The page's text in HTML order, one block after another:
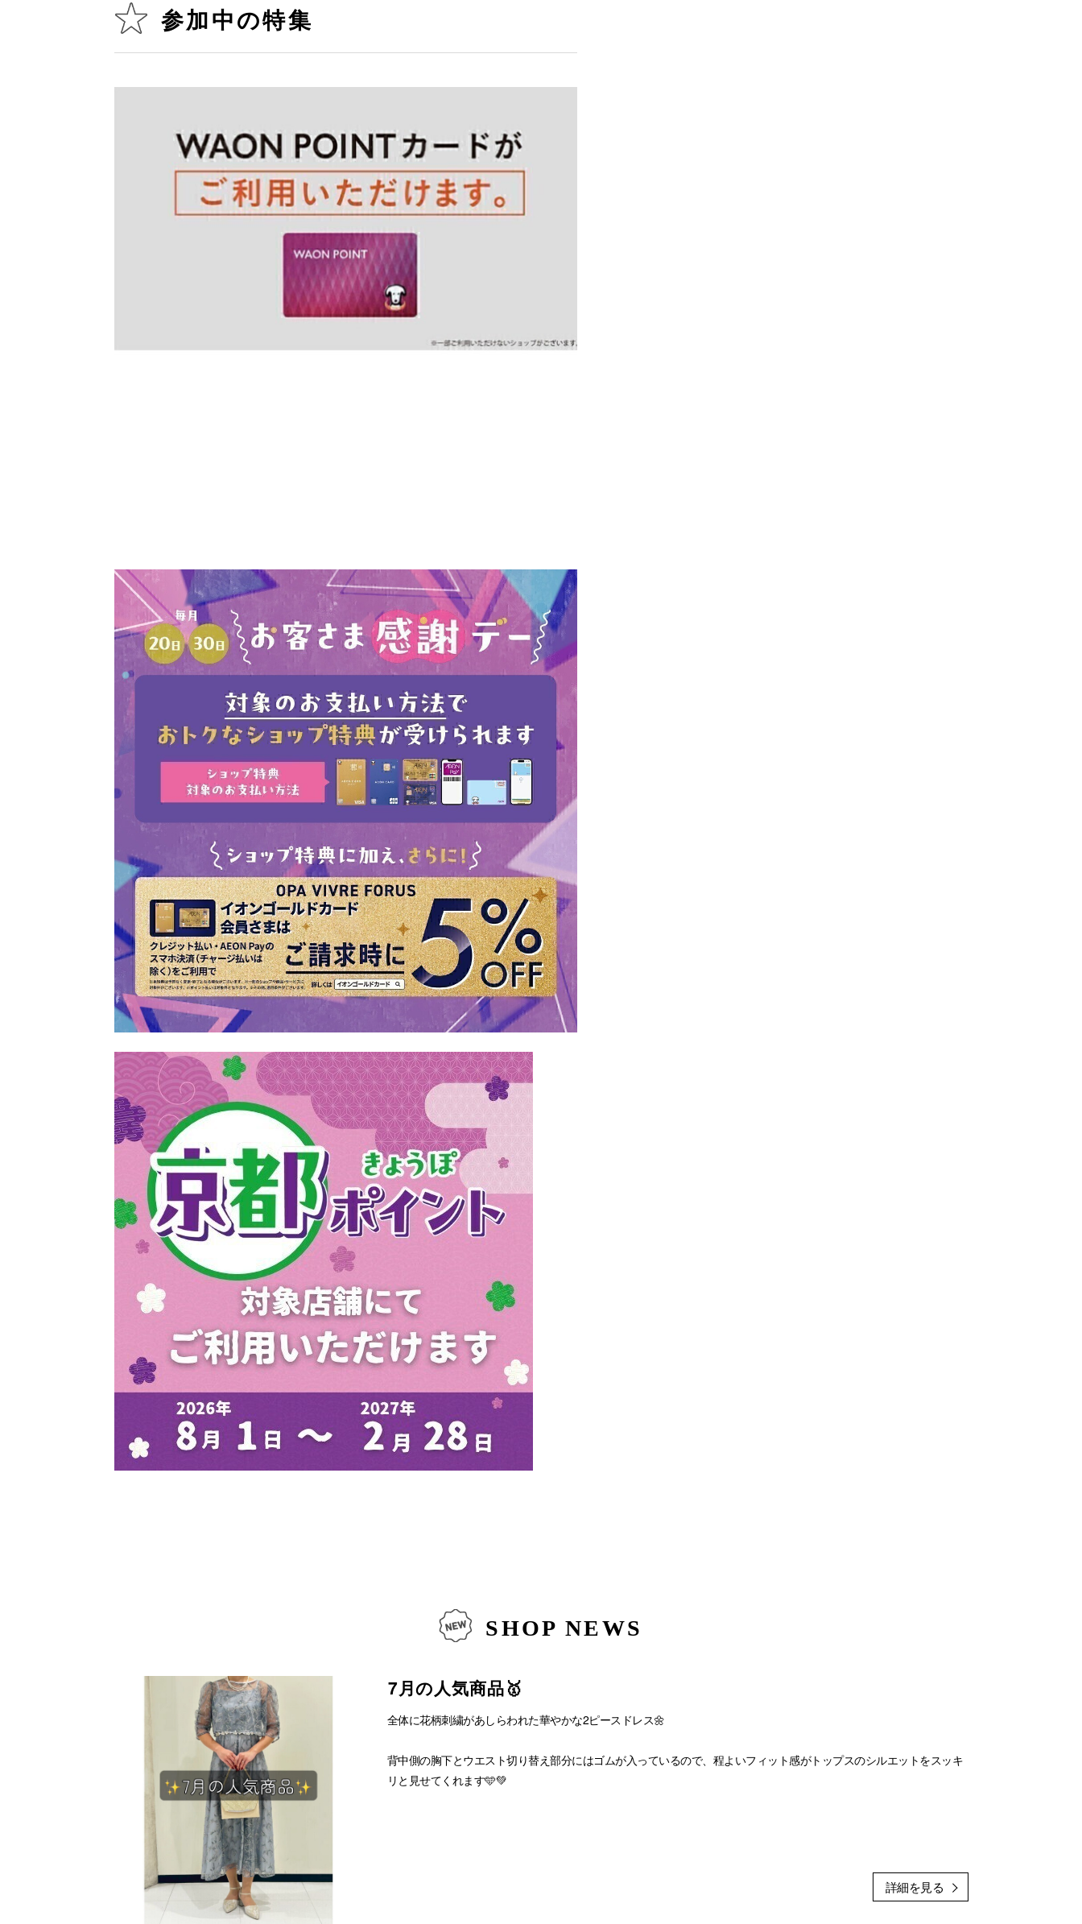
参加中の特集
SHOP NEWS
7月の人気商品🥇
全体に花柄刺繍があしらわれた華やかな2ピースドレス🌼
背中側の胸下とウエスト切り替え部分にはゴムが入っているので、程よいフィット感がトップスのシルエットをスッキ
リと見せてくれます🩵💚